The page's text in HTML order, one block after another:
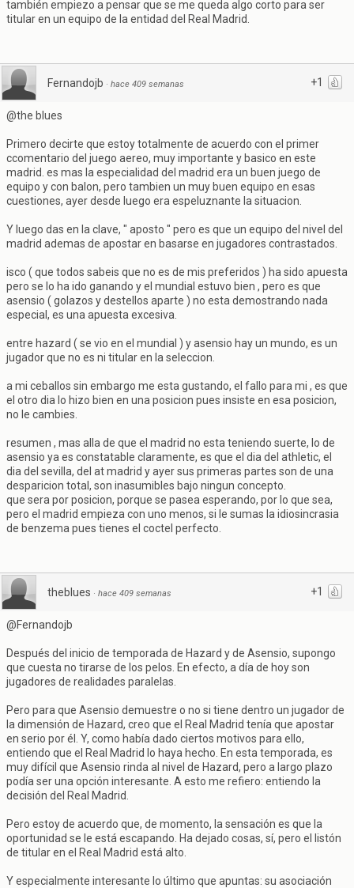
también empiezo a pensar que se me queda algo corto para ser
titular en un equipo de la entidad del Real Madrid.
+1
Fernandojb · hace 409 semanas
@the blues
Primero decirte que estoy totalmente de acuerdo con el primer
ccomentario del juego aereo, muy importante y basico en este
madrid. es mas la especialidad del madrid era un buen juego de
equipo y con balon, pero tambien un muy buen equipo en esas
cuestiones, ayer desde luego era espeluznante la situacion.
Y luego das en la clave, " aposto " pero es que un equipo del nivel del
madrid ademas de apostar en basarse en jugadores contrastados.
isco ( que todos sabeis que no es de mis preferidos ) ha sido apuesta
pero se lo ha ido ganando y el mundial estuvo bien , pero es que
asensio ( golazos y destellos aparte ) no esta demostrando nada
especial, es una apuesta excesiva.
entre hazard ( se vio en el mundial ) y asensio hay un mundo, es un
jugador que no es ni titular en la seleccion.
a mi ceballos sin embargo me esta gustando, el fallo para mi , es que
el otro dia lo hizo bien en una posicion pues insiste en esa posicion,
no le cambies.
resumen , mas alla de que el madrid no esta teniendo suerte, lo de
asensio ya es constatable claramente, es que el dia del athletic, el
dia del sevilla, del at madrid y ayer sus primeras partes son de una
desparicion total, son inasumibles bajo ningun concepto.
que sera por posicion, porque se pasea esperando, por lo que sea,
pero el madrid empieza con uno menos, si le sumas la idiosincrasia
de benzema pues tienes el coctel perfecto.
+1
theblues · hace 409 semanas
@Fernandojb
Después del inicio de temporada de Hazard y de Asensio, supongo
que cuesta no tirarse de los pelos. En efecto, a día de hoy son
jugadores de realidades paralelas.
Pero para que Asensio demuestre o no si tiene dentro un jugador de
la dimensión de Hazard, creo que el Real Madrid tenía que apostar
en serio por él. Y, como había dado ciertos motivos para ello,
entiendo que el Real Madrid lo haya hecho. En esta temporada, es
muy difícil que Asensio rinda al nivel de Hazard, pero a largo plazo
podía ser una opción interesante. A esto me refiero: entiendo la
decisión del Real Madrid.
Pero estoy de acuerdo que, de momento, la sensación es que la
oportunidad se le está escapando. Ha dejado cosas, sí, pero el listón
de titular en el Real Madrid está alto.
Y especialmente interesante lo último que apuntas: su asociación